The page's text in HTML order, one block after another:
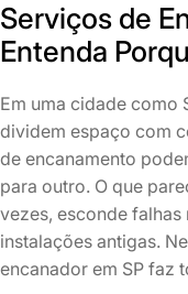
Serviços de
Entenda
Em uma cidade como
dividem espaço com
de encanamento
para outro. O que
vezes, esconde
instalações antigas.
encanador em SP faz